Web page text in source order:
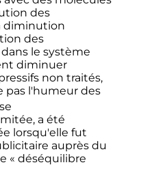
des
diminution
des
le système
diminuer
non traités,
l'humeur des
a été
lorsqu'elle fut
auprès du
« déséquilibre